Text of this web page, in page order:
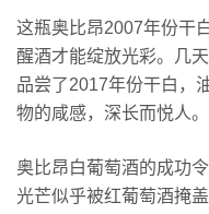
这瓶奥比昂2007年份干
醒酒才能绽放光彩。几
品尝了2017年份干白，
物的咸感，深长而悦人。
奥比昂白葡萄酒的成功
光芒似乎被红葡萄酒掩